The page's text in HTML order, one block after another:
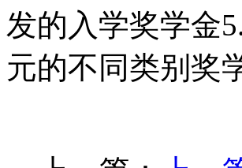
发的入学奖学金
元的不同类别奖